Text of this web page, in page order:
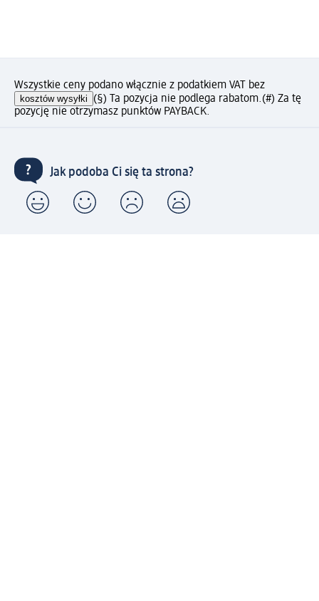
Wszystkie ceny podano włącznie z podatkiem VAT bez
kosztów wysyłki (§) Ta pozycja nie podlega rabatom.(#) Za tę
pozycję nie otrzymasz punktów PAYBACK.
Jak podoba Ci się ta strona?